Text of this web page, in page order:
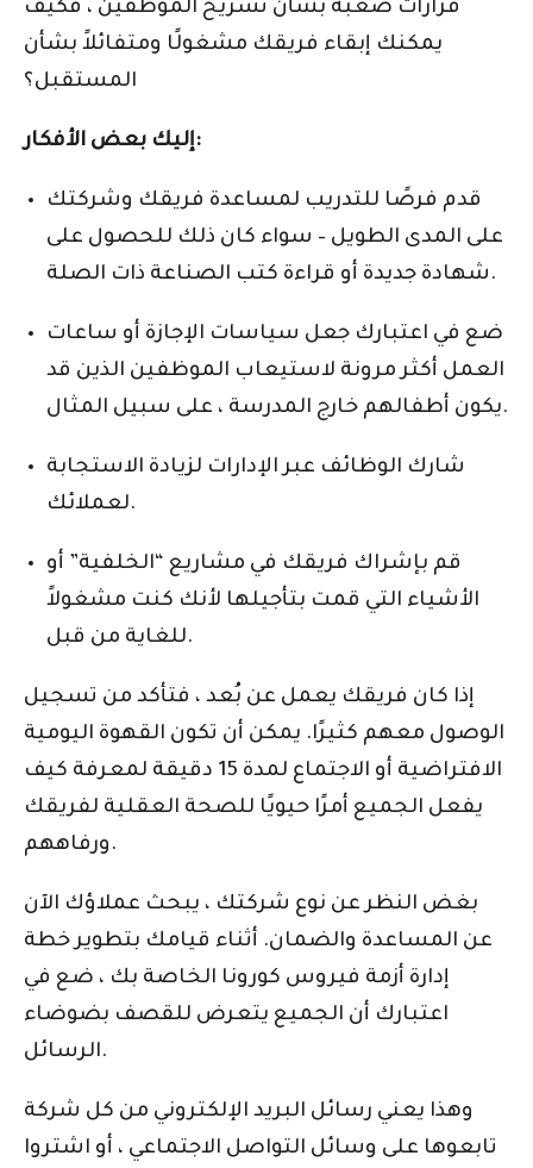
قرارات صعبة بشأن تسريح الموظفين ، فكيف
يمكنك إبقاء فريقك مشغولًا ومتفائلاً بشأن
المستقبل؟
إليك بعض الأفكار:
قدم فرصًا للتدريب لمساعدة فريقك وشركتك
على المدى الطويل – سواء كان ذلك للحصول على
شهادة جديدة أو قراءة كتب الصناعة ذات الصلة.
ضع في اعتبارك جعل سياسات الإجازة أو ساعات
العمل أكثر مرونة لاستيعاب الموظفين الذين قد
يكون أطفالهم خارج المدرسة ، على سبيل المثال.
شارك الوظائف عبر الإدارات لزيادة الاستجابة
لعملائك.
قم بإشراك فريقك في مشاريع “الخلفية” أو
الأشياء التي قمت بتأجيلها لأنك كنت مشغولاً
للغاية من قبل.
إذا كان فريقك يعمل عن بُعد ، فتأكد من تسجيل
الوصول معهم كثيرًا. يمكن أن تكون القهوة اليومية
الافتراضية أو الاجتماع لمدة 15 دقيقة لمعرفة كيف
يفعل الجميع أمرًا حيويًا للصحة العقلية لفريقك
ورفاههم.
بغض النظر عن نوع شركتك ، يبحث عملاؤك الآن
عن المساعدة والضمان. أثناء قيامك بتطوير خطة
إدارة أزمة فيروس كورونا الخاصة بك ، ضع في
اعتبارك أن الجميع يتعرض للقصف بضوضاء
الرسائل.
وهذا يعني رسائل البريد الإلكتروني من كل شركة
تابعوها على وسائل التواصل الاجتماعي ، أو اشتروا